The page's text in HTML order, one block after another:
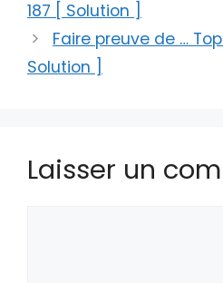
187 [ Solution ]
Faire preuve de … Top
Solution ]
Laisser un